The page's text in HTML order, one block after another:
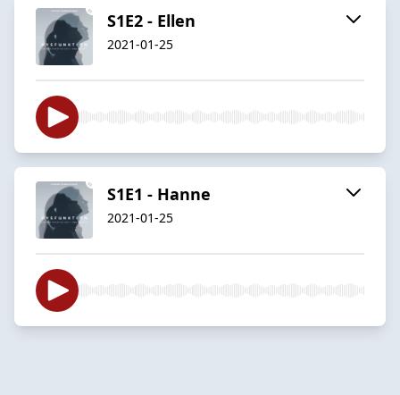
S1E2 - Ellen
2021-01-25
S1E1 - Hanne
2021-01-25